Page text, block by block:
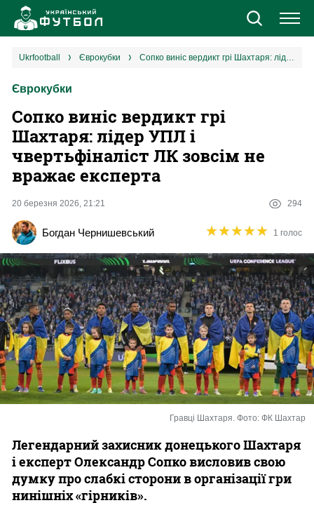
Новини
Єврокубки
УПЛ
2 ліга
Різне
Букмекери
Казино
ukrfootball єврокубки Сопко виніс вердикт грі Шахтаря: лідер УПЛ і чвертьфіналіст ЛК зовсім не вражає експерта
Єврокубки
Сопко виніс вердикт грі
Шахтаря: лідер УПЛ і
чвертьфіналіст ЛК зовсім не
вражає експерта
20 березня 2026, 21:21 294
Богдан Чернишевський ★★★★★
★★★★★ 1 голос
Гравці Шахтаря. Фото: ФК Шахтар
Легендарний захисник донецького Шахтаря
і експерт Олександр Сопко висловив свою
думку про слабкі сторони в організації гри
нинішніх «гірників».